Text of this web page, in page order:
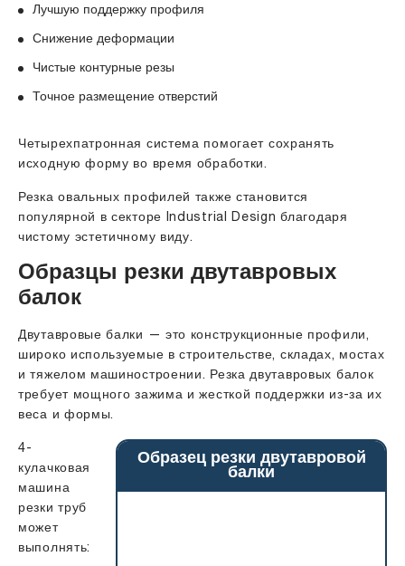
Лучшую поддержку профиля
Снижение деформации
Чистые контурные резы
Точное размещение отверстий
Четырехпатронная система помогает сохранять
исходную форму во время обработки.
Резка овальных профилей также становится
популярной в секторе Industrial Design благодаря
чистому эстетичному виду.
Образцы резки двутавровых
балок
Двутавровые балки — это конструкционные профили,
широко используемые в строительстве, складах, мостах
и тяжелом машиностроении. Резка двутавровых балок
требует мощного зажима и жесткой поддержки из-за их
веса и формы.
Образец резки двутавровой
балки
4-
кулачковая
машина
резки труб
может
выполнять: